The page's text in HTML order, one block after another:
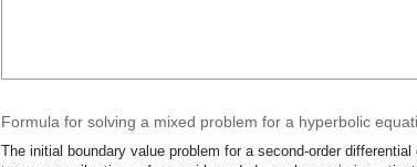
Formula for solving a mixed problem for a hyperbolic
The initial boundary value problem for a second-order